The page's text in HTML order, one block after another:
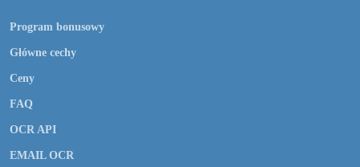
Program bonusowy
Główne cechy
Ceny
FAQ
OCR API
EMAIL OCR